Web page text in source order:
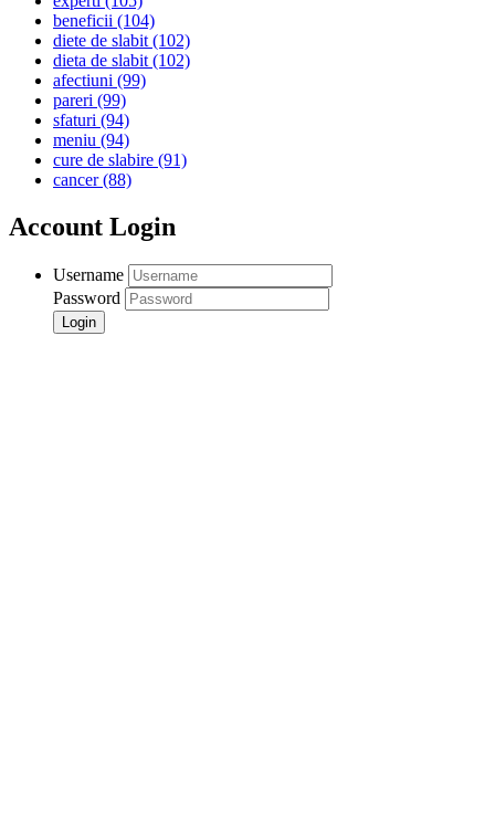
beneficii (104)
diete de slabit(102)
dieta de slabit(102)
afectiuni (99)
pareri (99)
sfaturi (94)
meniu (94)
cure de slabire (91)
cancer(88)
Account Login
Username
Password